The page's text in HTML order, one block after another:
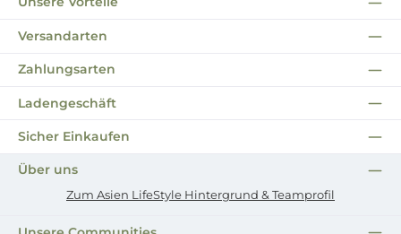
Versandarten
Zahlungsarten
Ladengeschäft
Sicher Einkaufen
Über uns
Zum Asien LifeStyle Hintergrund & Teamprofil